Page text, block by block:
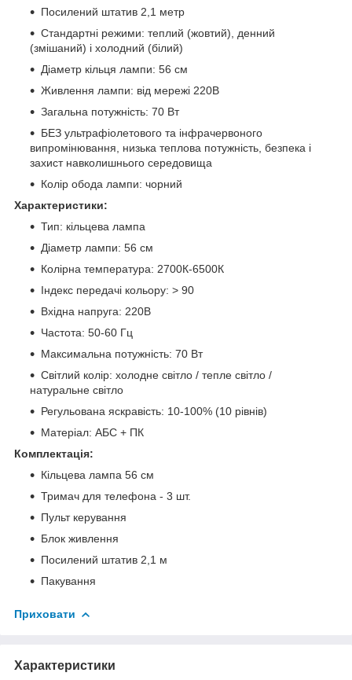
Посилений штатив 2,1 метр
Стандартні режими: теплий (жовтий), денний
(змішаний) і холодний (білий)
Діаметр кільця лампи: 56 см
Живлення лампи: від мережі 220В
Загальна потужність: 70 Вт
БЕЗ ультрафіолетового та інфрачервоного
випромінювання, низька теплова потужність, безпека і
захист навколишнього середовища
Колір обода лампи: чорний
Характеристики:
Тип: кільцева лампа
Діаметр лампи: 56 см
Колірна температура: 2700К-6500К
Індекс передачі кольору: > 90
Вхідна напруга: 220В
Частота: 50-60 Гц
Максимальна потужність: 70 Вт
Світлий колір: холодне світло / тепле світло /
натуральне світло
Регульована яскравість: 10-100% (10 рівнів)
Матеріал: АБС + ПК
Комплектація:
Кільцева лампа 56 см
Тримач для телефона - 3 шт.
Пульт керування
Блок живлення
Посилений штатив 2,1 м
Пакування
Приховати
Характеристики